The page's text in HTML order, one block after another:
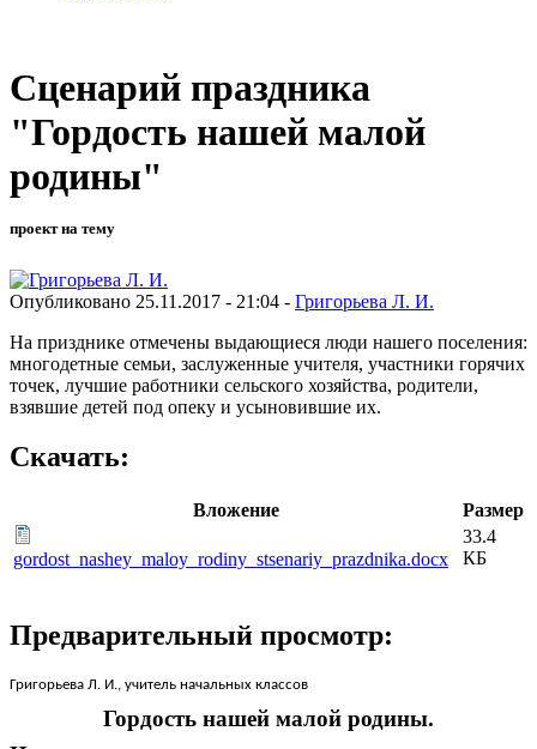
Сценарий праздника
"Гордость нашей малой
родины"
проект на тему
Опубликовано 25.11.2017 - 21:04 - Григорьева Л. И.
На призднике отмечены выдающиеся люди нашего поселения:
многодетные семьи, заслуженные учителя, участники горячих
точек, лучшие работники сельского хозяйства, родители,
взявшие детей под опеку и усыновившие их.
Скачать:
Вложение Размер
gordost_nashey_maloy_rodiny_stsenariy_prazdnika.docx
33.4
КБ
Предварительный просмотр:
Григорьева Л. И., учитель начальных классов
Гордость нашей малой родины.